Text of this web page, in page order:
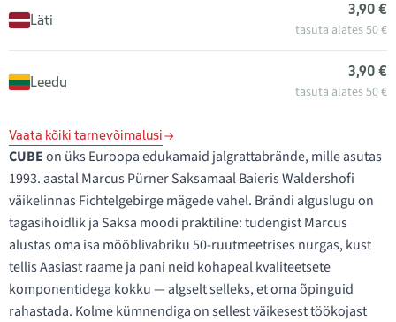
Läti
3,90 €
tasuta alates 50 €
Leedu
3,90 €
tasuta alates 50 €
Vaata kõiki tarnevõimalusi
CUBEon üks Euroopa edukamaid jalgrattabrände, mille asutas
1993. aastal Marcus Pürner Saksamaal Baieris Waldershofi
väikelinnas Fichtelgebirge mägede vahel. Brändi alguslugu on
tagasihoidlik ja Saksa moodi praktiline: tudengist Marcus
alustas oma isa mööblivabriku 50-ruutmeetrises nurgas, kust
tellis Aasiast raame ja pani neid kohapeal kvaliteetsete
komponentidega kokku — algselt selleks, et oma õpinguid
rahastada. Kolme kümnendiga on sellest väikesest töökojast